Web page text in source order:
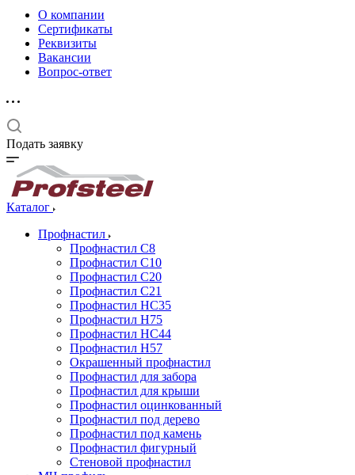
О компании
Сертификаты
Реквизиты
Вакансии
Вопрос-ответ
Подать заявку
Каталог
Профнастил
Профнастил С8
Профнастил С10
Профнастил С20
Профнастил С21
Профнастил НС35
Профнастил Н75
Профнастил HC44
Профнастил Н57
Окрашенный профнастил
Профнастил для забора
Профнастил для крыши
Профнастил оцинкованный
Профнастил под дерево
Профнастил под камень
Профнастил фигурный
Стеновой профнастил